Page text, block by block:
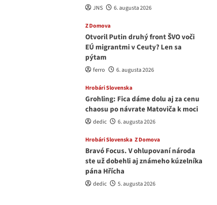
JNS 6. augusta 2026
Z Domova
Otvoril Putin druhý front ŠVO voči
EÚ migrantmi v Ceuty? Len sa
pýtam
ferro 6. augusta 2026
Hrobári Slovenska
Grohling: Fica dáme dolu aj za cenu
chaosu po návrate Matoviča k moci
dedic 6. augusta 2026
Hrobári Slovenska Z Domova
Bravó Focus. V ohlupovaní národa
ste už dobehli aj známeho kúzelníka
pána Hřícha
dedic 5. augusta 2026